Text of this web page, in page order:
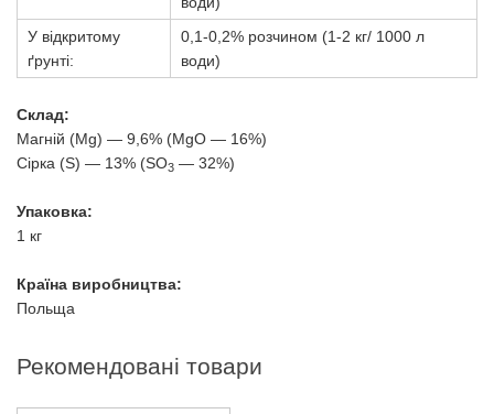
У відкритому
ґрунті:
0,1-0,2% розчином (1-2 кг/ 1000 л
води)
Склад:
Магнiй (Mg) — 9,6% (MgO — 16%)
Сірка (S) — 13% (SO3 — 32%)
Упаковка:
1 кг
Країна виробництва:
Польща
Рекомендовані товари